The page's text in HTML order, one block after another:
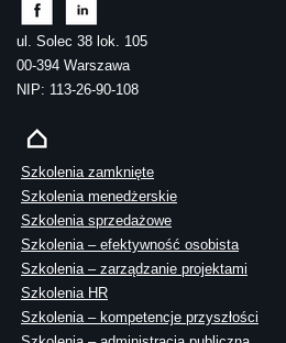
ul. Solec 38 lok. 105
00-394 Warszawa
NIP: 113-26-90-108
Szkolenia zamknięte
Szkolenia menedżerskie
Szkolenia sprzedażowe
Szkolenia – efektywność osobista
Szkolenia – zarządzanie projektami
Szkolenia HR
Szkolenia – kompetencje przyszłości